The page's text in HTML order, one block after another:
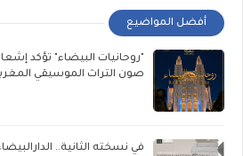
أفضل المواضيع
"روحانيات البيضاء" تؤكد
صون التراث الموسيقي
في نسخته الثانية..